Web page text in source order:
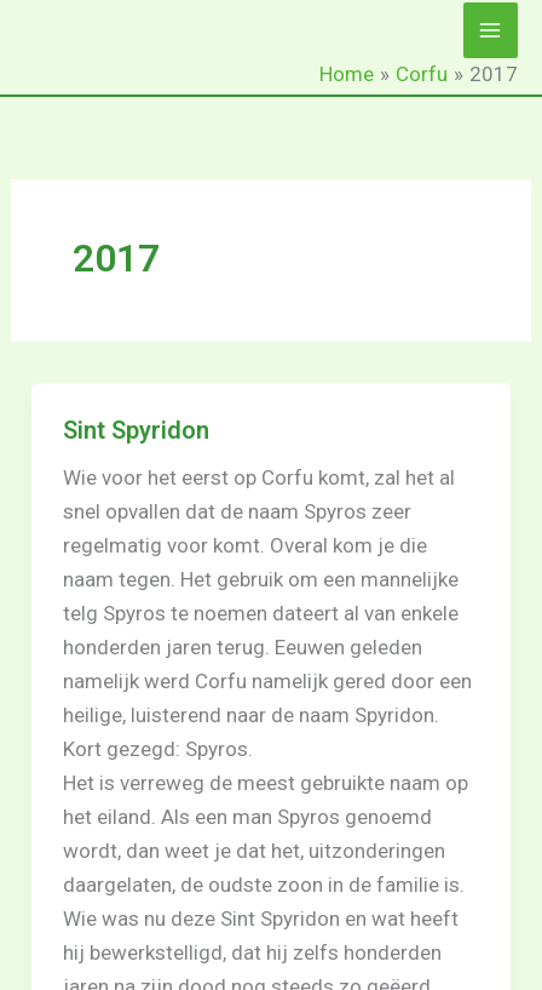
Home Corfu 2017
2017
Sint Spyridon
Wie voor het eerst op Corfu komt, zal het al
snel opvallen dat de naam Spyros zeer
regelmatig voor komt. Overal kom je die
naam tegen. Het gebruik om een mannelijke
telg Spyros te noemen dateert al van enkele
honderden jaren terug. Eeuwen geleden
namelijk werd Corfu namelijk gered door een
heilige, luisterend naar de naam Spyridon.
Kort gezegd: Spyros.
Het is verreweg de meest gebruikte naam op
het eiland. Als een man Spyros genoemd
wordt, dan weet je dat het, uitzonderingen
daargelaten, de oudste zoon in de familie is.
Wie was nu deze Sint Spyridon en wat heeft
hij bewerkstelligd, dat hij zelfs honderden